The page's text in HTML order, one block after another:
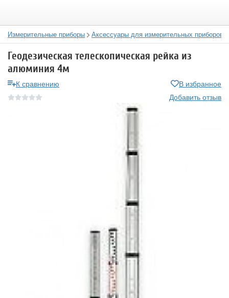
Измерительные приборы Аксессуары для измерительных приборов
Геодезическая телескопическая рейка из
алюминия 4м
К сравнению
В избранное
Добавить отзыв